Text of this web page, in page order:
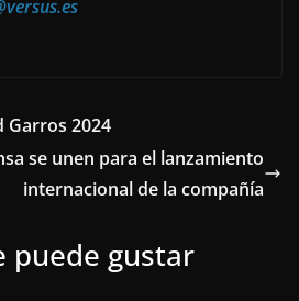
Garros 2024
se unen para el lanzamiento
internacional de la compañía
puede gustar